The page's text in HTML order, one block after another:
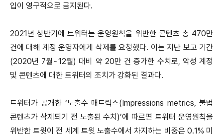
입이 영구적으로 금지된다.
2021년 상반기에 트위터는 운영원칙을 위반한 콘텐츠 총 470만
건에 대해 계정 운영자에게 삭제를 요청했다. 이는 지난 보고 기간
(2020년 7월~12월) 대비 약 20만 건 증가한 수치로, 악성 계정
및 콘텐츠에 대한 트위터의 조치가 강화된 결과다.
트위터가 공개한 ‘노출수 매트릭스(Impressions metrics, 불법
콘텐츠가 삭제되기 전 노출된 수치)’에 따르면 트위터 운영원칙을
위반한 트윗이 전 세계 트윗 노출수에서 차지하는 비중은 0.1% 미